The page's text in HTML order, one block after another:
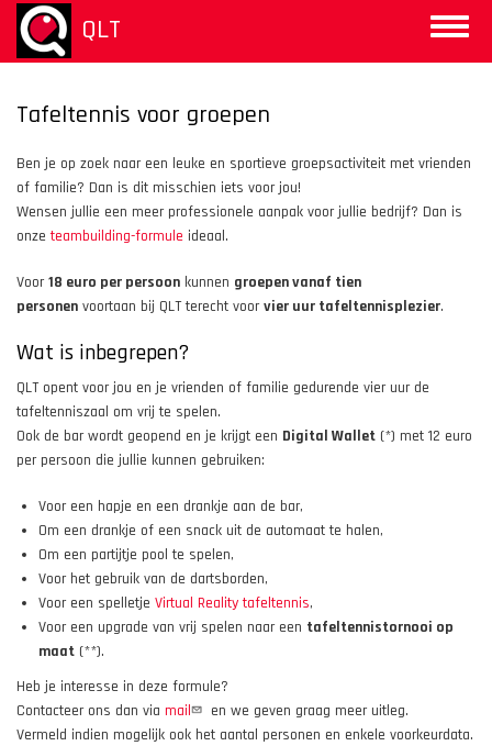
Overslaan
naar
inhoud
Toggle
QLT
Tafeltennis voor groepen
Ben je op zoek naar een leuke en sportieve groepsactiviteit met vrienden
of familie? Dan is dit misschien iets voor jou!
Wensen jullie een meer professionele aanpak voor jullie bedrijf? Dan is
onzeteambuilding-formule ideaal.
Voor18 euro per persoon kunnen groepen vanaf tien
personen voortaan bij QLT terecht voorvier uur tafeltennisplezier.
Wat is inbegrepen?
QLT opent voor jou en je vrienden of familie gedurende vier uur de
tafeltenniszaal om vrij te spelen.
Ook de bar wordt geopend en je krijgt een Digital Wallet (*) met 12 euro
per persoon die jullie kunnen gebruiken:
Voor een hapje en een drankje aan de bar,
Om een drankje of een snack uit de automaat te halen,
Om een partijtje pool te spelen,
Voor het gebruik van de dartsborden,
Voor een spelletje Virtual Reality tafeltennis,
Voor een upgrade van vrij spelen naar een tafeltennistornooi op
maat (**).
Heb je interesse in deze formule?
Contacteer ons dan via mail
en we geven graag meer uitleg.
Vermeld indien mogelijk ook het aantal personen en enkele voorkeurdata.